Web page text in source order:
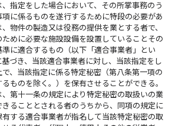
指定をした場合において、その所掌事務のう
に係るものを遂行するために特段の必要があ
物件の製造又は役務の提供を業とする者で、
めに必要な施設設備を設置していることその
に適合するもの（以下「適合事業者」とい
づき、当該適合事業者に対し、当該指定をし
、当該指定に係る特定秘密（第八条第一項の
ものを除く。）を保有させることができる。
、第十一条の規定により特定秘密の取扱いの業
ることとされる者のうちから、同項の規定に
有する適合事業者が指名して当該特定秘密の取